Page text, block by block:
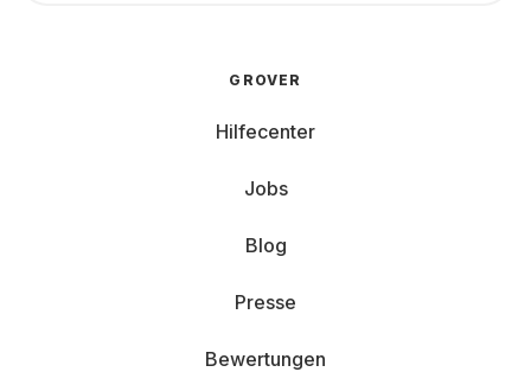
GROVER
Hilfecenter
Jobs
Blog
Presse
Bewertungen